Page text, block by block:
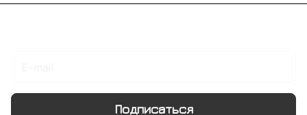
Подписаться